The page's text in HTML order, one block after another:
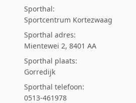
Sporthal:
Sportcentrum Kortezwaag
Sporthal adres:
Mientewei 2, 8401 AA
Sporthal plaats:
Gorredijk
Sporthal telefoon:
0513-461978